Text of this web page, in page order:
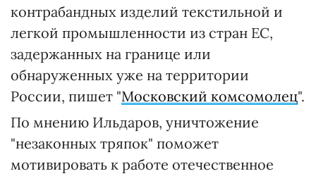
контрабандных изделий текстильной и
легкой промышленности из стран ЕС,
задержанных на границе или
обнаруженных уже на территории
России, пишет "Московский комсомолец".
По мнению Ильдаров, уничтожение
"незаконных тряпок" поможет
мотивировать к работе отечественное